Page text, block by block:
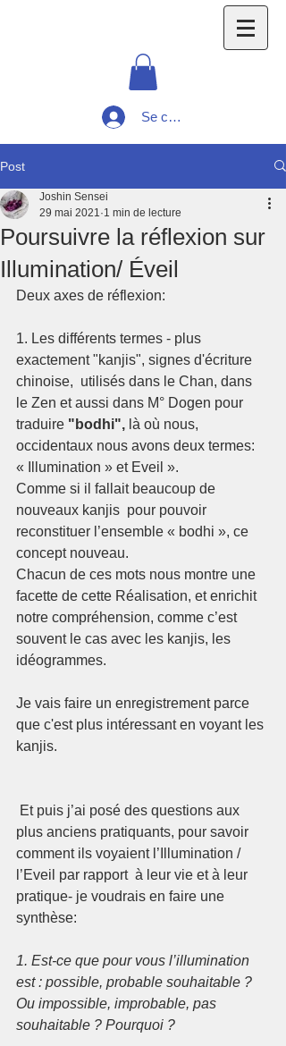
Se connecter
Post
Poursuivre la réflexion sur
Illumination/ Éveil
Joshin Sensei
29 mai 2021 1 min de lecture
Deux axes de réflexion:
1. Les différents termes - plus
exactement "kanjis", signes d'écriture
chinoise,  utilisés dans le Chan, dans
le Zen et aussi dans M° Dogen pour
traduire "bodhi", là où nous,
occidentaux nous avons deux termes:
« Illumination » et Eveil ».
Comme si il fallait beaucoup de
nouveaux kanjis  pour pouvoir
reconstituer l’ensemble « bodhi », ce
concept nouveau.
Chacun de ces mots nous montre une
facette de cette Réalisation, et enrichit
notre compréhension, comme c’est
souvent le cas avec les kanjis, les
idéogrammes.
Je vais faire un enregistrement parce
que c'est plus intéressant en voyant les
kanjis.
Et puis j’ai posé des questions aux
plus anciens pratiquants, pour savoir
comment ils voyaient l’Illumination /
l’Eveil par rapport  à leur vie et à leur
pratique- je voudrais en faire une
synthèse:
1. Est-ce que pour vous l’illumination
est : possible, probable souhaitable ?
Ou impossible, improbable, pas
souhaitable ? Pourquoi ?